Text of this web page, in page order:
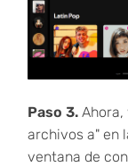
Paso 3.Ahora,
archivos a" en
ventana de